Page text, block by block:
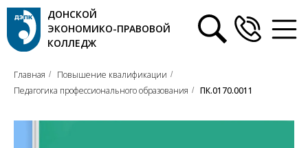
ДОНСКОЙ
ЭКОНОМИКО-ПРАВОВОЙ
КОЛЛЕДЖ
Главная / Повышение квалификации /
Педагогика профессионального образования / ПК.0170.0011